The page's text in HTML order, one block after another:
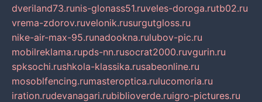
dveriland73.runis-glonass51.ruveles-doroga.rutb02.ru
vrema-zdorov.ruvelonik.rusurgutgloss.ru
nike-air-max-95.runadookna.rulubov-pic.ru
mobilreklama.rupds-nn.rusocrat2000.ruvgurin.ru
spksochi.rushkola-klassika.rusabeonline.ru
mosoblfencing.rumasteroptica.rulucomoria.ru
iration.rudevanagari.rubiblioverde.ruigro-pictures.ru